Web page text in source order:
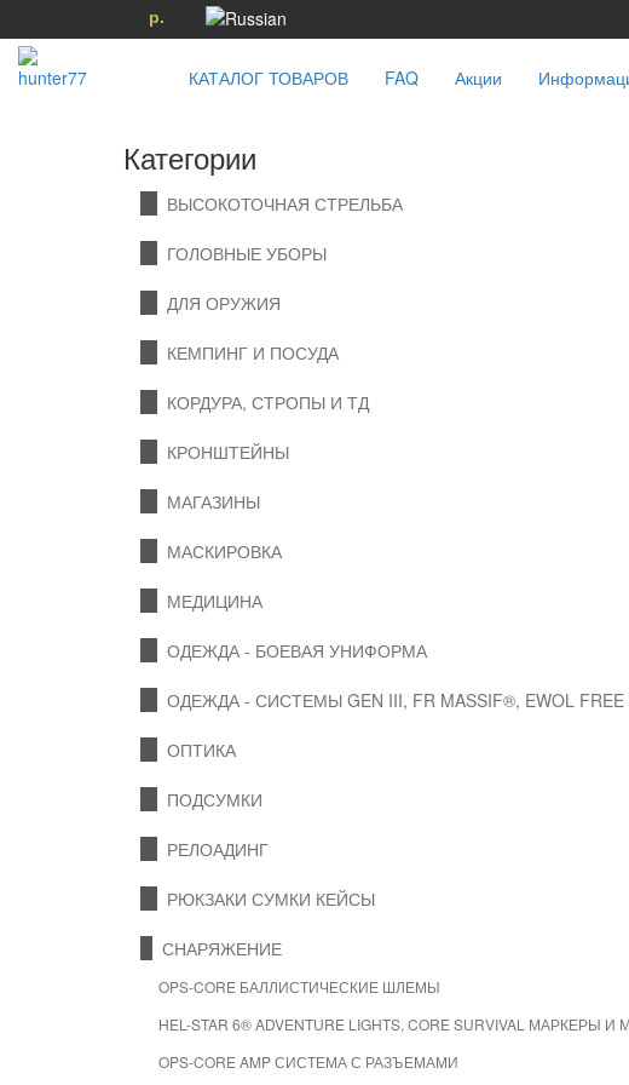
р.
КАТАЛОГ ТОВАРОВ FAQ Акции
Категории
ВЫСОКОТОЧНАЯ СТРЕЛЬБА
ГОЛОВНЫЕ УБОРЫ
ДЛЯ ОРУЖИЯ
КЕМПИНГ И ПОСУДА
КОРДУРА, СТРОПЫ И ТД
КРОНШТЕЙНЫ
МАГАЗИНЫ
МАСКИРОВКА
МЕДИЦИНА
ОДЕЖДА - БОЕВАЯ УНИФОРМА
ОДЕЖДА - СИСТЕМЫ GEN III, FR MASSIF®, EWOL FREE
ОПТИКА
ПОДСУМКИ
РЕЛОАДИНГ
РЮКЗАКИ СУМКИ КЕЙСЫ
СНАРЯЖЕНИЕ
OPS-CORE БАЛЛИСТИЧЕСКИЕ ШЛЕМЫ
HEL-STAR 6® ADVENTURE LIGHTS, CORE SURVIVAL МАРКЕРЫ И
OPS-CORE AMP СИСТЕМА С РАЗЪЕМАМИ